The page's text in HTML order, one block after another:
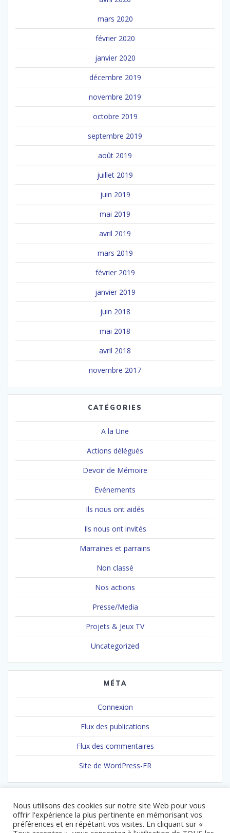
mars 2020
février 2020
janvier 2020
décembre 2019
novembre 2019
octobre 2019
septembre 2019
août 2019
juillet 2019
juin 2019
mai 2019
avril 2019
mars 2019
février 2019
janvier 2019
juin 2018
mai 2018
avril 2018
novembre 2017
CATÉGORIES
A la Une
Actions délégués
Devoir de Mémoire
Evénements
Ils nous ont aidés
Ils nous ont invités
Marraines et parrains
Non classé
Nos actions
Presse/Media
Projets & Jeux TV
Uncategorized
MÉTA
Connexion
Flux des publications
Flux des commentaires
Site de WordPress-FR
Nous utilisons des cookies sur notre site Web pour vous
offrir l'expérience la plus pertinente en mémorisant vos
préférences et en répétant vos visites. En cliquant sur «